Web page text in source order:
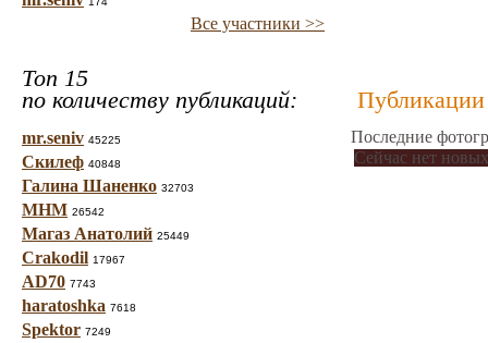
Все участники >>
Топ 15
по количеству публикаций:
mr.seniv 45225
Скилеф 40848
Галина Шаненко 32703
МНМ 26542
Магаз Анатолий 25449
Crakodil 17967
AD70 7743
haratoshka 7618
Spektor 7249
Публикации
Последние
Сейчас нет